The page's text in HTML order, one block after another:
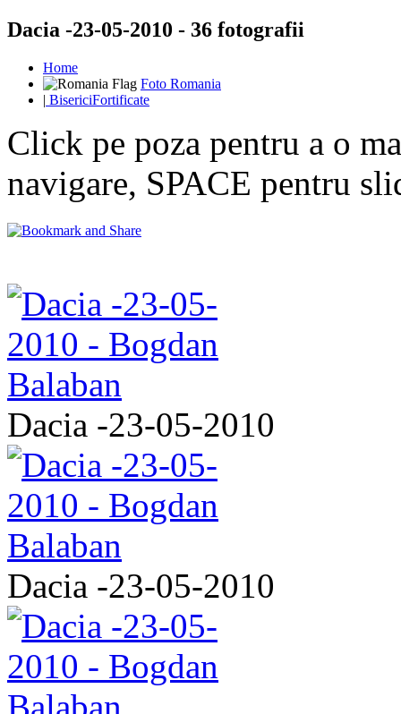
Dacia -23-05-2010 - 36 fotografii
Home
Foto Romania
| BisericiFortificate
Click pe poza pentru a o
navigare, SPACE pentru
Dacia -23-05-2010
Dacia -23-05-2010